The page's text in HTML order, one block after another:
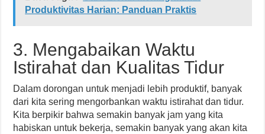
Produktivitas Harian: Panduan Praktis
3. Mengabaikan Waktu
Istirahat dan Kualitas Tidur
Dalam dorongan untuk menjadi lebih produktif, banyak
dari kita sering mengorbankan waktu istirahat dan tidur.
Kita berpikir bahwa semakin banyak jam yang kita
habiskan untuk bekerja, semakin banyak yang akan kita